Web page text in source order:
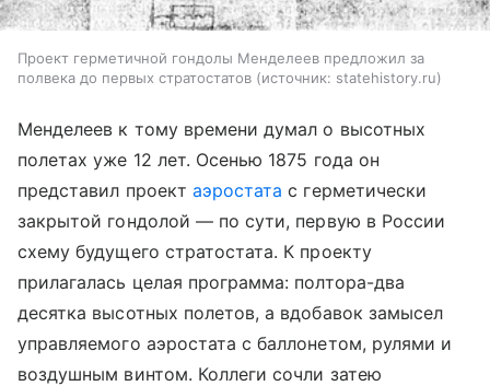
Проект герметичной гондолы Менделеев предложил за
полвека до первых стратостатов
источник: statehistory.ru
Менделеев к тому времени думал о высотных
полетах уже 12 лет. Осенью 1875 года он
представил проект аэростата с герметически
закрытой гондолой — по сути, первую в России
схему будущего стратостата. К проекту
прилагалась целая программа: полтора-два
десятка высотных полетов, а вдобавок замысел
управляемого аэростата с баллонетом, рулями и
воздушным винтом. Коллеги сочли затею